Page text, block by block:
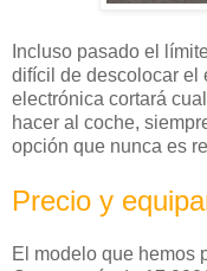
Incluso pasado el
difícil de descolocar el
electrónica cortará
hacer al coche,
opción que nunca es
Precio y
El modelo que hemos